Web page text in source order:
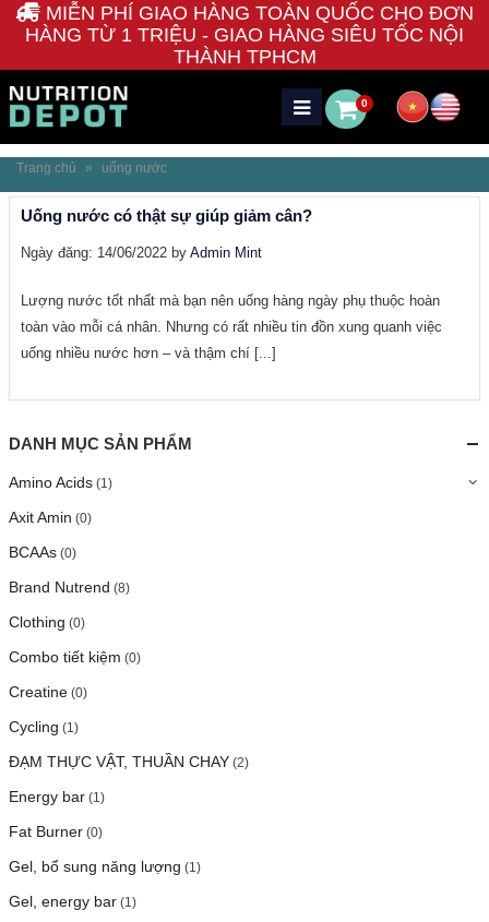
MIỄN PHÍ GIAO HÀNG TOÀN QUỐC CHO ĐƠN
HÀNG TỪ 1 TRIỆU - GIAO HÀNG SIÊU TỐC NỘI
THÀNH TPHCM
0
Trang chủ » uống nước
Uống nước có thật sự giúp giảm cân?
Ngày đăng: 14/06/2022 by Admin Mint
Lượng nước tốt nhất mà bạn nên uống hàng ngày phụ thuộc hoàn
toàn vào mỗi cá nhân. Nhưng có rất nhiều tin đồn xung quanh việc
uống nhiều nước hơn – và thậm chí [...]
DANH MỤC SẢN PHẨM
Amino Acids (1)
Axit Amin (0)
BCAAs (0)
Brand Nutrend (8)
Clothing (0)
Combo tiết kiệm (0)
Creatine (0)
Cycling (1)
ĐẠM THỰC VẬT, THUẦN CHAY (2)
Energy bar (1)
Fat Burner (0)
Gel, bổ sung năng lượng (1)
Gel, energy bar (1)